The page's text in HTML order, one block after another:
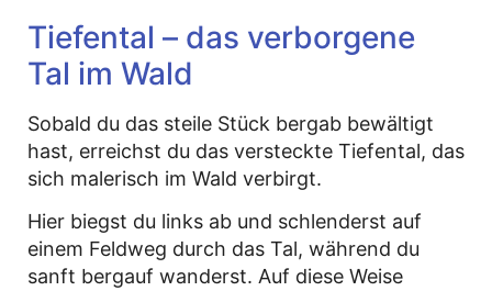
Tiefental – das verborgene
Tal im Wald
Sobald du das steile Stück bergab bewältigt
hast, erreichst du das versteckte Tiefental, das
sich malerisch im Wald verbirgt.
Hier biegst du links ab und schlenderst auf
einem Feldweg durch das Tal, während du
sanft bergauf wanderst. Auf diese Weise